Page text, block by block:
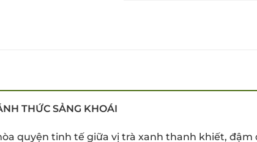
THỨC SẢNG KHOÁI
quyện tinh tế giữa vị trà xanh thanh khiết,